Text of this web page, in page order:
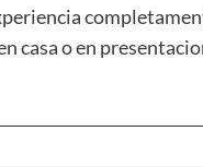
casa o en